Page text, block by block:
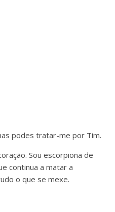
podes tratar-me por Tim.
Sou escorpiona de
continua a matar a
o que se mexe.